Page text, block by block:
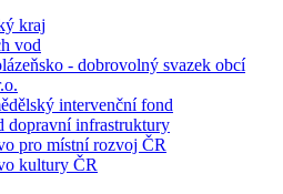
kraj
vod
- dobrovolný svazek obcí
intervenční fond
dopravní infrastruktury
pro místní rozvoj ČR
kultury ČR